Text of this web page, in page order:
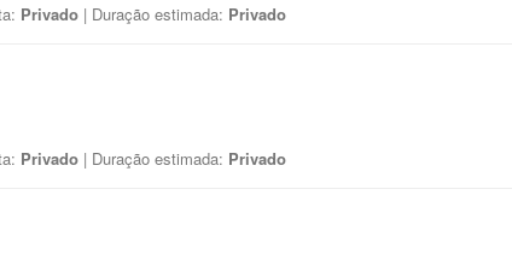
Privado | Duração estimada: Privado
Privado | Duração estimada: Privado